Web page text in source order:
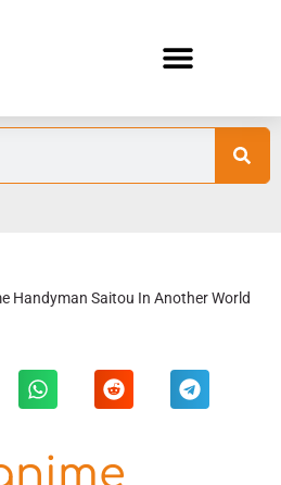
Handyman Saitou In Another World